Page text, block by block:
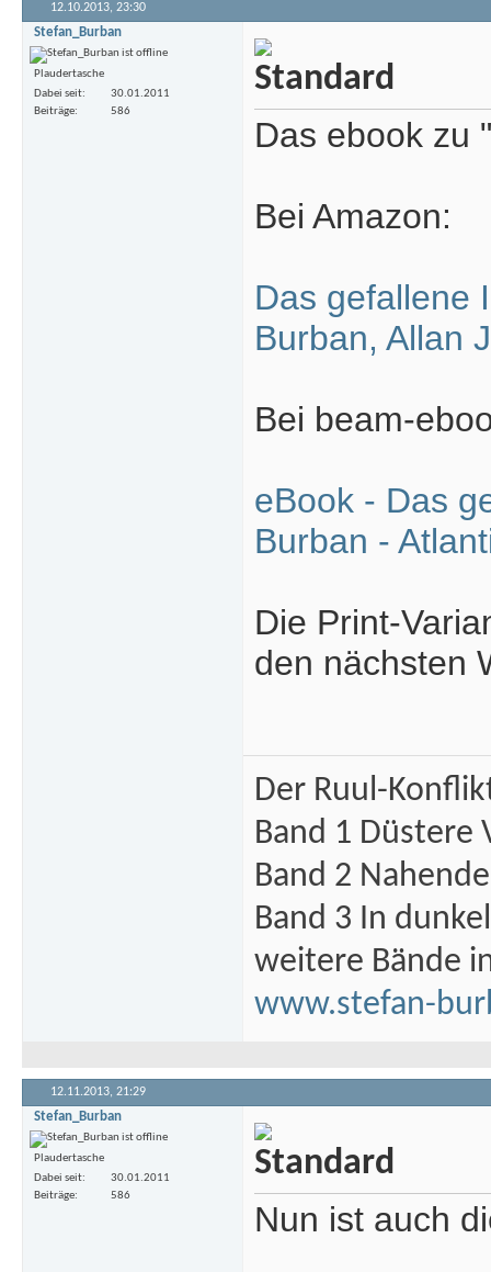
12.10.2013, 23:30
Stefan_Burban
Plaudertasche
Dabei seit
30.01.2011
Beiträge
586
Das ebook zu
Bei Amazon:
Das gefallene
Burban, Allan
Bei beam-
eBook - Das
Burban -
Die Print-
den nächsten
Der Ruul-
Band 1 Düstere
Band 2
Band 3 In
weitere Bände
www.stefan-
12.11.2013, 21:29
Stefan_Burban
Plaudertasche
Dabei seit
30.01.2011
Beiträge
586
Nun ist auch